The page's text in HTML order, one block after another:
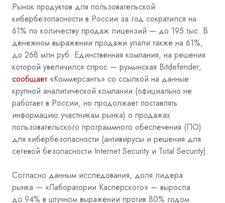
Рынок продуктов для пользовательской
кибербезопасности в России за год сократился на
61% по количеству продаж лицензий — до 195 тыс. В
денежном выражении продажи упали также на 61%,
до 268 млн руб. Единственная компания, на решения
которой увеличился спрос — румынская Bitdefender,
сообщает «Коммерсантъ» со ссылкой на данные
крупной аналитической компании (официально не
работает в России, но продолжает поставлять
информацию участникам рынка) о продажах
пользовательского программного обеспечения (ПО)
для кибербезопасности (антивирусы и решения для
сетевой безопасности Internet Security и Total Security).
Согласно данным исследования, доля лидера
рынка — «Лаборатории Касперского» — выросла
до 94% в штучном выражении против 80% годом